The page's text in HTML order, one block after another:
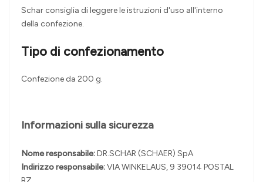
Schar consiglia di leggere le istruzioni d'uso all'interno
della confezione.
Tipo di confezionamento
Confezione da 200 g.
Informazioni sulla sicurezza
Nome responsabile:DR.SCHAR (SCHAER) SpA
Indirizzo responsabile:VIA WINKELAUS, 9 39014 POSTAL